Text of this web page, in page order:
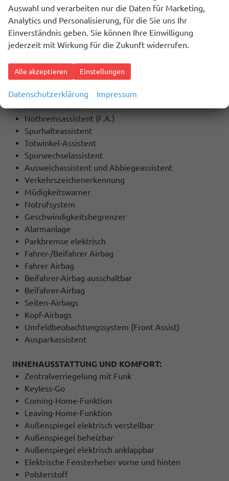
Stabilitätskontrolle
ASC (Traktionskontrolle)
ASR (Antriebsschlupfregelung)
Servolenkung
Regensensor
Innenspiegel automatisch abblendbar
Berganfahrassistent
Abstandswarner
Notbremsassistent (F.A.)
Spurhalteassistent
Totwinkel-Assistent
Spurwechselassistent
Ausweichassistent und Abbiegeassistent
Verkehrszeichenerkennung
Müdigkeitswarner
Notrufsystem
Geschwindigkeitsbegrenzer
Alarmanlage
Parkbremse elektrisch
Fahrer-/Beifahrer Airbag
Fahrer Airbag
Beifahrer-Airbag ausschaltbar
Beifahrer-Airbag
Seiten-Airbags
Kopf-Airbags
Umfeldbeobachtungssystem (Front Assist)
Ausparkassistent
INNENAUSSTATTUNG UND KOMFORT:
Zentralverriegelung mit Funk
Keyless-Go
Coming-Home-Funktion
Leaving-Home-Funktion
Außenspiegel elektrisch verstellbar
Außenspiegel beheizbar
Außenspiegel elektrisch anklappbar
Elektrische Fensterheber vorne und hinten
Polsterstoff
Auswahl und verarbeiten nur die Daten für Marketing,
Analytics und Personalisierung, für die Sie uns Ihr
Einverständnis geben. Sie können Ihre Einwilligung
jederzeit mit Wirkung für die Zukunft widerrufen.
Alle akzeptieren Einstellungen
Datenschutzerklärung Impressum